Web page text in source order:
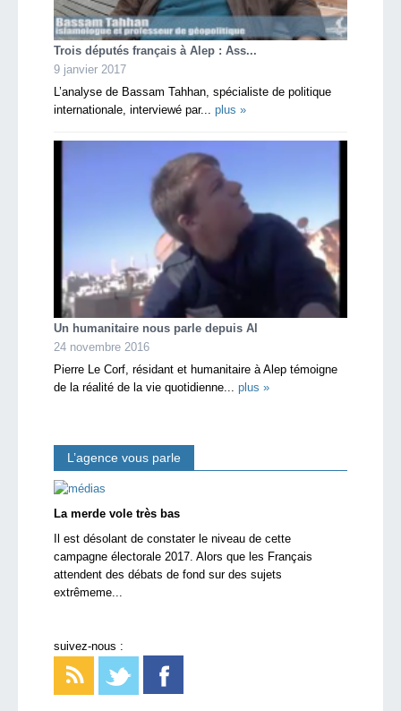
Trois députés français à Alep : Ass...
9 janvier 2017
L’analyse de Bassam Tahhan, spécialiste de politique
internationale, interviewé par... plus »
Un humanitaire nous parle depuis Al
24 novembre 2016
Pierre Le Corf, résidant et humanitaire à Alep témoigne
de la réalité de la vie quotidienne... plus »
L’agence vous parle
La merde vole très bas
Il est désolant de constater le niveau de cette
campagne électorale 2017. Alors que les Français
attendent des débats de fond sur des sujets
extrêmeme...
suivez-nous :